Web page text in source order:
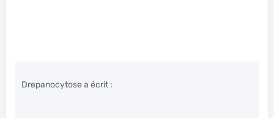
Drepanocytose a écrit :